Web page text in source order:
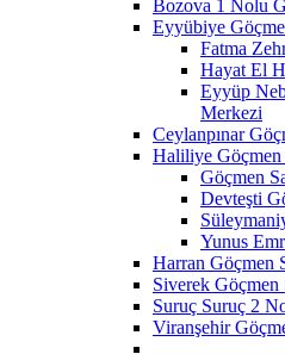
Bozova 1 Nolu
Eyyübiye
Fatma
Hayat El
Eyyüp
Merkezi
Ceylanpınar
Haliliye
Göçmen
Devteşti
Yunus
Harran Göçmen
Siverek Göçmen
Suruç Suruç 2
Viranşehir